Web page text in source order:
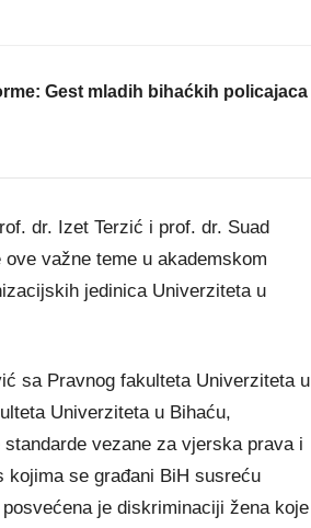
Gest mladih bihaćkih policajaca
dr. Izet Terzić i prof. dr. Suad
važne teme u akademskom
jedinica Univerziteta u
sa Pravnog fakulteta Univerziteta u
Univerziteta u Bihaću,
vezane za vjerska prava i
kojima se građani BiH susreću
je diskriminaciji žena koje